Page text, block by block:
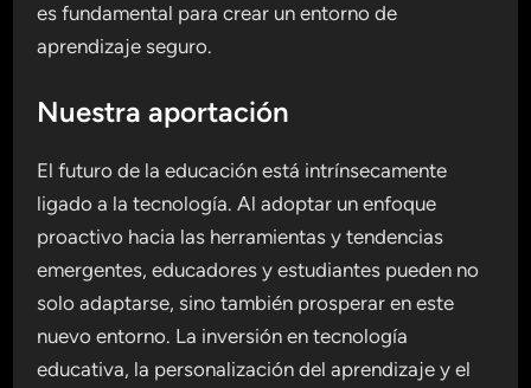
es fundamental para crear un entorno de
aprendizaje seguro.
Nuestra aportación
El futuro de la educación está intrínsecamente
ligado a la tecnología. Al adoptar un enfoque
proactivo hacia las herramientas y tendencias
emergentes, educadores y estudiantes pueden no
solo adaptarse, sino también prosperar en este
nuevo entorno. La inversión en tecnología
educativa, la personalización del aprendizaje y el